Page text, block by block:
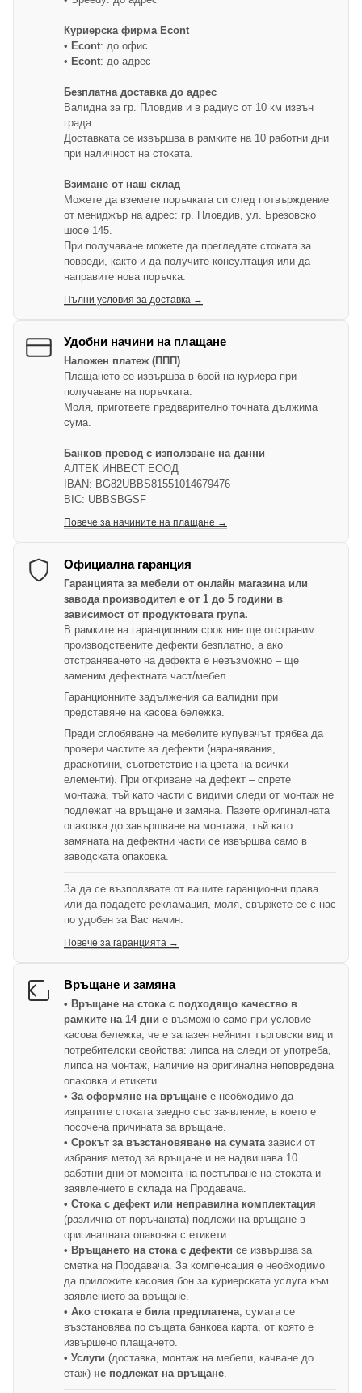
Куриерска фирма Econt
• Econt: до офис
• Econt: до адрес
Безплатна доставка до адрес
Валидна за гр. Пловдив и в радиус от 10 км извън
града.
Доставката се извършва в рамките на 10 работни дни
при наличност на стоката.
Взимане от наш склад
Можете да вземете поръчката си след потвърждение
от мениджър на адрес: гр. Пловдив, ул. Брезовско
шосе 145.
При получаване можете да прегледате стоката за
повреди, както и да получите консултация или да
направите нова поръчка.
Пълни условия за доставка →
Удобни начини на плащане
Наложен платеж (ППП)
Плащането се извършва в брой на куриера при
получаване на поръчката.
Моля, пригответе предварително точната дължима
сума.
Банков превод с използване на данни
АЛТЕК ИНВЕСТ ЕООД
IBAN: BG82UBBS81551014679476
BIC: UBBSBGSF
Повече за начините на плащане →
Официална гаранция
Гаранцията за мебели от онлайн магазина или
завода производител е от 1 до 5 години в
зависимост от продуктовата група.
В рамките на гаранционния срок ние ще отстраним
производствените дефекти безплатно, а ако
отстраняването на дефекта е невъзможно – ще
заменим дефектната част/мебел.
Гаранционните задължения са валидни при
представяне на касова бележка.
Преди сглобяване на мебелите купувачът трябва да
провери частите за дефекти (наранявания,
драскотини, съответствие на цвета на всички
елементи). При откриване на дефект – спрете
монтажа, тъй като части с видими следи от монтаж не
подлежат на връщане и замяна. Пазете оригиналната
опаковка до завършване на монтажа, тъй като
замяната на дефектни части се извършва само в
заводската опаковка.
За да се възползвате от вашите гаранционни права
или да подадете рекламация, моля, свържете се с нас
по удобен за Вас начин.
Повече за гаранцията →
Връщане и замяна
• Връщане на стока с подходящо качество в
рамките на 14 дни е възможно само при условие
касова бележка, че е запазен нейният търговски вид и
потребителски свойства: липса на следи от употреба,
липса на монтаж, наличие на оригинална неповредена
опаковка и етикети.
• За оформяне на връщане е необходимо да
изпратите стоката заедно със заявление, в което е
посочена причината за връщане.
• Срокът за възстановяване на суматазависи от
избрания метод за връщане и не надвишава 10
работни дни от момента на постъпване на стоката и
заявлението в склада на Продавача.
• Стока с дефект или неправилна комплектация
(различна от поръчаната) подлежи на връщане в
оригиналната опаковка с етикети.
• Връщането на стока с дефекти се извършва за
сметка на Продавача. За компенсация е необходимо
да приложите касовия бон за куриерската услуга към
заявлението за връщане.
• Ако стоката е била предплатена, сумата се
възстановява по същата банкова карта, от която е
извършено плащането.
• Услуги (доставка, монтаж на мебели, качване до
етаж) не подлежат на връщане.